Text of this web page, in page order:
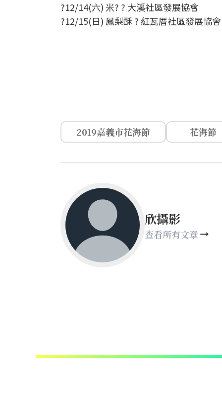
?12/14(六) 米? ? 大溪社區發展協會
?12/15(日) 鳳梨酥 ? 紅瓦厝社區發展協會
2019嘉義市花海節 花海節
欣攝影
查看所有文章